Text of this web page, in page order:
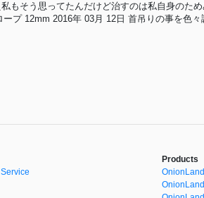
もそう思ってたんだけど治すのは私自身のた
プ 12mm 2016年 03月 12日 首吊りの事を色々
Products